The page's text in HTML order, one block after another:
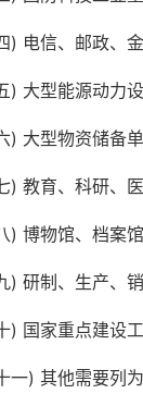
) 电信、邮政、金
) 大型能源动力
) 大型物资储备
) 教育、科研、
) 博物馆、档案
) 研制、生产、
) 国家重点建设工
一) 其他需要列